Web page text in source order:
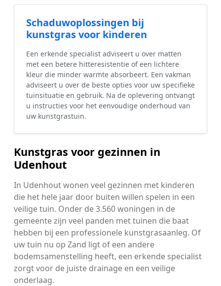
Schaduwoplossingen bij
kunstgras voor kinderen
Een erkende specialist adviseert u over matten
met een betere hitteresistentie of een lichtere
kleur die minder warmte absorbeert. Een vakman
adviseert u over de beste opties voor uw specifieke
tuinsituatie en gebruik. Na de oplevering ontvangt
u instructies voor het eenvoudige onderhoud van
uw kunstgrastuin.
Kunstgras voor gezinnen in
Udenhout
In Udenhout wonen veel gezinnen met kinderen
die het hele jaar door buiten willen spelen in een
veilige tuin. Onder de 3.560 woningen in de
gemeente zijn veel panden met tuinen die baat
hebben bij een professionele kunstgrasaanleg. Of
uw tuin nu op Zand ligt of een andere
bodemsamenstelling heeft, een erkende specialist
zorgt voor de juiste drainage en een veilige
onderlaag.